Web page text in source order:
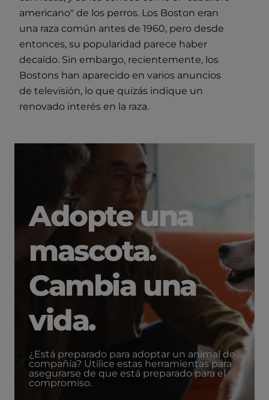
americano" de los perros. Los Boston eran
una raza común antes de 1960, pero desde
entonces, su popularidad parece haber
decaído. Sin embargo, recientemente, los
Bostons han aparecido en varios anuncios
de televisión, lo que quizás indique un
renovado interés en la raza.
Adopte una
mascota.
Cambia una
vida.
¿Está preparado para adoptar un animal de
compañía? Utilice estas herramientas para
asegurarse de que está preparado para el
compromiso.